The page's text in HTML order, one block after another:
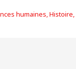
humaines,